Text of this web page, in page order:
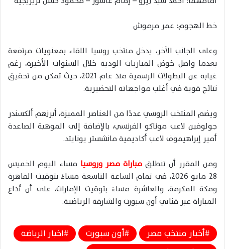
خط الهجوم: عمر مرموش
وعلى الجانب الآخر، يدخل منتخب روسيا اللقاء بمعنويات مرتفعة
بعدما واصل خوض المباريات الودية خلال السنوات الأخيرة، رغم
غيابه عن البطولات الرسمية منذ عام 2021، حيث تمكن من تحقيق
نتائج قوية في أغلب مواجهاته التحضيرية.
ويضم المنتخب الروسي عددًا من العناصر المميزة، أبرزهم ألكسندر
جولوفين لاعب موناكو الفرنسي، بالإضافة إلى الموهبة الصاعدة
أمير إبراهيموف لاعب أكاديمية مانشستر يونايتد.
ومن المقرر أن تنطلق مباراة مصر وروسيا مساء اليوم الخميس
28 مايو 2026، في تمام الساعة التاسعة مساءً بتوقيت القاهرة
ومكة المكرمة، والعاشرة مساءً بتوقيت الإمارات، على أن تُذاع
المباراة عبر قناتي أون سبورت والشارقة الرياضية.
أخبار منتخب مصر أون سبورت
اخبار الرياضة